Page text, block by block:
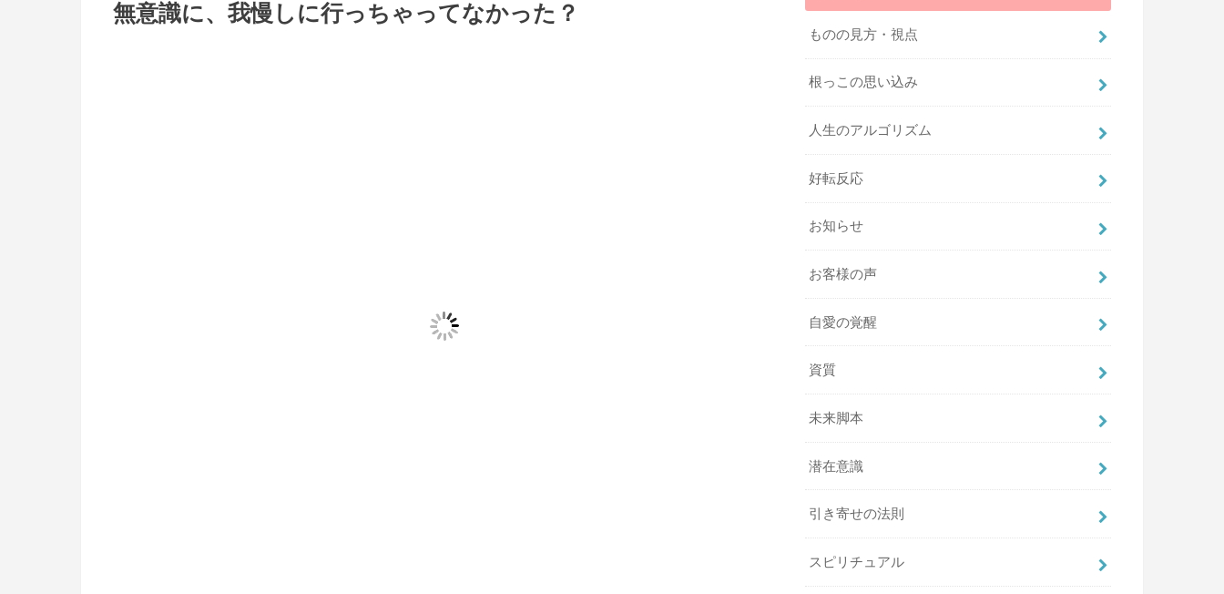
無意識に、我慢しに行っちゃってなかった？
ものの見方・視点
根っこの思い込み
人生のアルゴリズム
好転反応
お知らせ
お客様の声
自愛の覚醒
資質
未来脚本
潜在意識
引き寄せの法則
スピリチュアル